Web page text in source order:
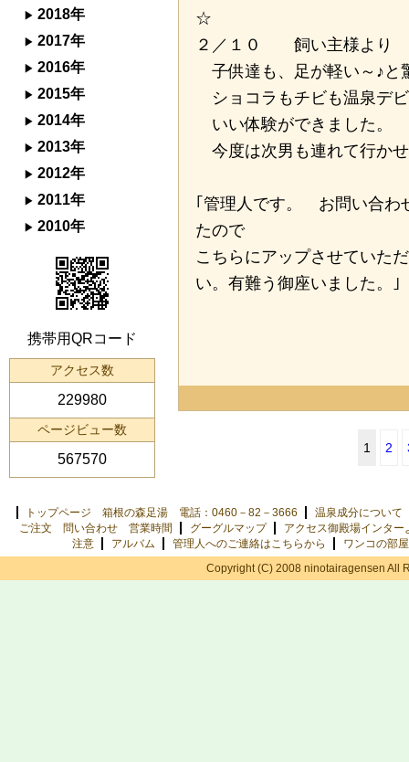
☆
２／１０ 飼い主様より
子供達も、足が軽い～♪と
ショコラもチビも温泉デ
いい体験ができました。
今度は次男も連れて行か
｢管理人です。 お問い合わ
たので
こちらにアップさせていた
い。有難う御座いました。｣
1 2
2018年
2017年
2016年
2015年
2014年
2013年
2012年
2011年
2010年
携帯用QRコード
アクセス数
229980
ページビュー数
567570
トップページ 箱根の森足湯 電話：0460－82－3666
温泉成分について
ご注文 問い合わせ 営業時間
グーグルマップ
アクセス御殿場インター
注意
アルバム 管理人へのご連絡はこちらから
ワンコの部屋
Copyright (C) 2008 ninotairagensen All